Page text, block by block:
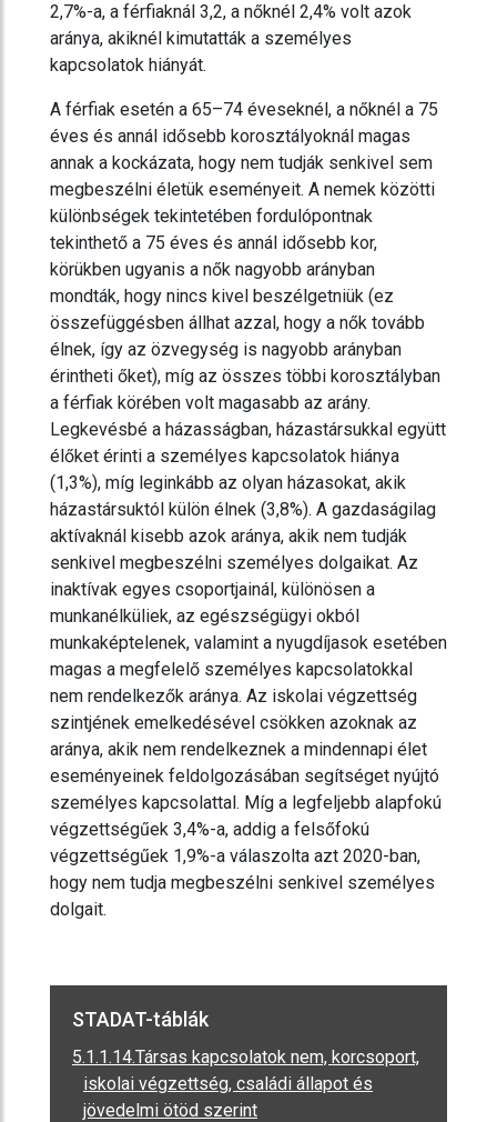
2,7%-a, a férfiaknál 3,2, a nőknél 2,4% volt azok
aránya, akiknél kimutatták a személyes
kapcsolatok hiányát.
A férfiak esetén a 65–74 éveseknél, a nőknél a 75
éves és annál idősebb korosztályoknál magas
annak a kockázata, hogy nem tudják senkivel sem
megbeszélni életük eseményeit. A nemek közötti
különbségek tekintetében fordulópontnak
tekinthető a 75 éves és annál idősebb kor,
körükben ugyanis a nők nagyobb arányban
mondták, hogy nincs kivel beszélgetniük (ez
összefüggésben állhat azzal, hogy a nők tovább
élnek, így az özvegység is nagyobb arányban
érintheti őket), míg az összes többi korosztályban
a férfiak körében volt magasabb az arány.
Legkevésbé a házasságban, házastársukkal együtt
élőket érinti a személyes kapcsolatok hiánya
(1,3%), míg leginkább az olyan házasokat, akik
házastársuktól külön élnek (3,8%). A gazdaságilag
aktívaknál kisebb azok aránya, akik nem tudják
senkivel megbeszélni személyes dolgaikat. Az
inaktívak egyes csoportjainál, különösen a
munkanélküliek, az egészségügyi okból
munkaképtelenek, valamint a nyugdíjasok esetében
magas a megfelelő személyes kapcsolatokkal
nem rendelkezők aránya. Az iskolai végzettség
szintjének emelkedésével csökken azoknak az
aránya, akik nem rendelkeznek a mindennapi élet
eseményeinek feldolgozásában segítséget nyújtó
személyes kapcsolattal. Míg a legfeljebb alapfokú
végzettségűek 3,4%-a, addig a felsőfokú
végzettségűek 1,9%-a válaszolta azt 2020-ban,
hogy nem tudja megbeszélni senkivel személyes
dolgait.
STADAT-táblák
5.1.1.14.Társas kapcsolatok nem, korcsoport,
iskolai végzettség, családi állapot és
jövedelmi ötöd szerint